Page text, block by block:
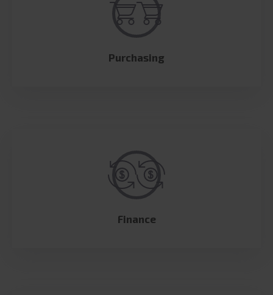
Purchasing
Finance